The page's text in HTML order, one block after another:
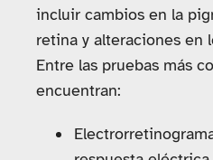
incluir cambios en la
retina y alteraciones en
Entre las pruebas más
encuentran: